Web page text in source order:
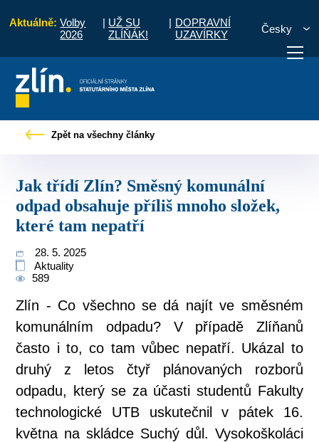
Aktuálně: Volby
2026
| UŽ SU
ZLÍŇÁK!
| DOPRAVNÍ
UZAVÍRKY
Česky
vyřídit Potřebuji zaplatit
Zpět na všechny články
Jak třídí Zlín? Směsný komunální
odpad obsahuje příliš mnoho složek,
které tam nepatří
28. 5. 2025
Aktuality
589
Zlín - Co všechno se dá najít ve směsném
komunálním odpadu? V případě Zlíňanů
často i to, co tam vůbec nepatří. Ukázal to
druhý z letos čtyř plánovaných rozborů
odpadu, který se za účasti studentů Fakulty
technologické UTB uskutečnil v pátek 16.
května na skládce Suchý důl. Vysokoškoláci